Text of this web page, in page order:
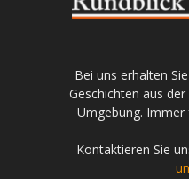
Bei uns erhalten
Geschichten aus
Umgebung. Immer
Kontaktieren Sie